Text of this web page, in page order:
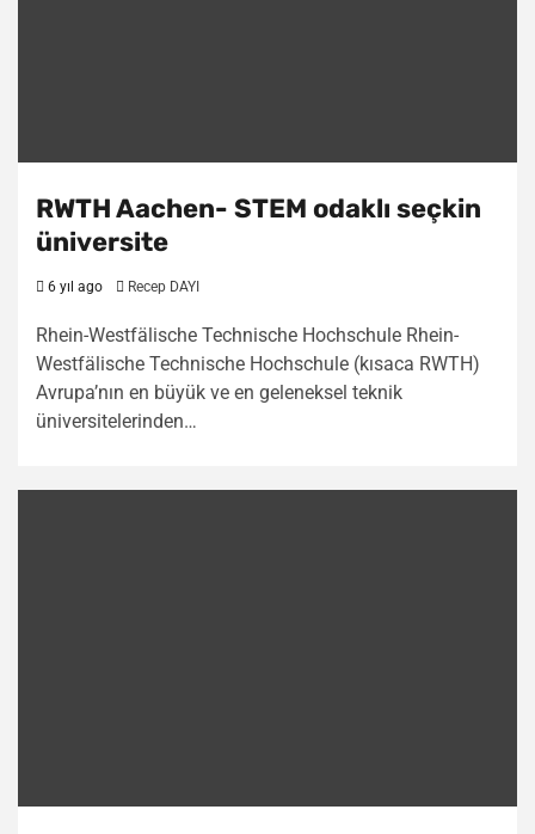
RWTH Aachen- STEM odaklı seçkin
üniversite
6 yıl ago Recep DAYI
Rhein-Westfälische Technische Hochschule Rhein-
Westfälische Technische Hochschule (kısaca RWTH)
Avrupa’nın en büyük ve en geleneksel teknik
üniversitelerinden…